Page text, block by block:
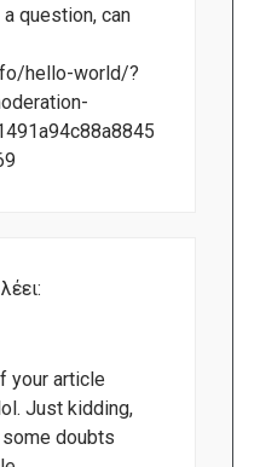
a question, can
hello-world/?
λέει:
your article
Just kidding,
doubts